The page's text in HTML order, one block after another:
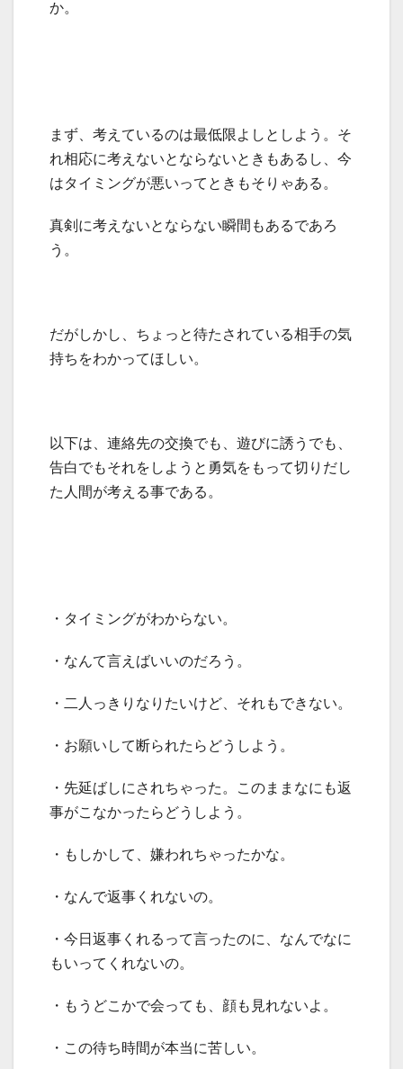
か。
まず、考えているのは最低限よしとしよう。そ
れ相応に考えないとならないときもあるし、今
はタイミングが悪いってときもそりゃある。
真剣に考えないとならない瞬間もあるであろ
う。
だがしかし、ちょっと待たされている相手の気
持ちをわかってほしい。
以下は、連絡先の交換でも、遊びに誘うでも、
告白でもそれをしようと勇気をもって切りだし
た人間が考える事である。
・タイミングがわからない。
・なんて言えばいいのだろう。
・二人っきりなりたいけど、それもできない。
・お願いして断られたらどうしよう。
・先延ばしにされちゃった。このままなにも返
事がこなかったらどうしよう。
・もしかして、嫌われちゃったかな。
・なんで返事くれないの。
・今日返事くれるって言ったのに、なんでなに
もいってくれないの。
・もうどこかで会っても、顔も見れないよ。
・この待ち時間が本当に苦しい。